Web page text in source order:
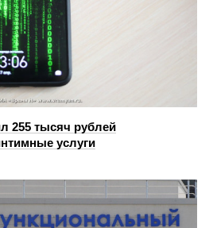
255 тысяч рублей
услуги